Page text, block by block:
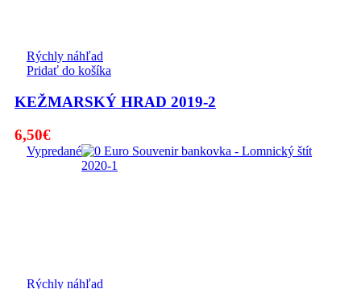
Rýchly náhľad
Pridať do košíka
KEŽMARSKÝ HRAD 2019-2
6,50€
Vypredané
Rýchly náhľad